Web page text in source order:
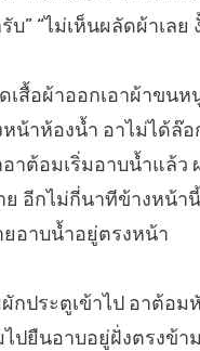
บ” “ไม่เห็นผลัดผ้าเลย
เสื้อผ้าออกเอาผ้าขน
น้าห้องน้ำ อาไม่ได้ล๊
าต้อมเริ่มอาบน้ำแล้
อีกไม่กี่นาทีข้างหน้า
อาบน้ำอยู่ตรงหน้า
กประตูเข้าไป อาต้อม
ปยืนอาบอยู่ฝั่งตรงข้า